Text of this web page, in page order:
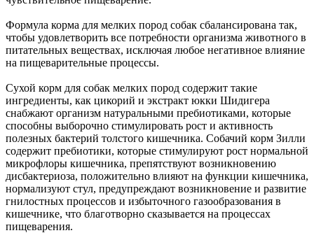
Формула корма для мелких пород собак сбалансирована так,
чтобы удовлетворить все потребности организма животного в
питательных веществах, исключая любое негативное влияние
на пищеварительные процессы.
Сухой корм для собак мелких пород содержит такие
ингредиенты, как цикорий и экстракт юкки Шидигера
снабжают организм натуральными пребиотиками, которые
способны выборочно стимулировать рост и активность
полезных бактерий толстого кишечника. Собачий корм Зилли
содержит пребиотики, которые стимулируют рост нормальной
микрофлоры кишечника, препятствуют возникновению
дисбактериоза, положительно влияют на функции кишечника,
нормализуют стул, предупреждают возникновение и развитие
гнилостных процессов и избыточного газообразования в
кишечнике, что благотворно сказывается на процессах
пищеварения.